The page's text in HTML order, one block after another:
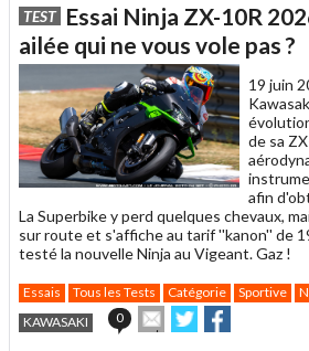
à
un
ami
TEST Essai Ninja ZX-10R
ailée qui ne vous vole pas ?
19 juin
de sa
afin
La Superbike y perd quelques chevaux,
sur route et s'affiche au tarif ''kanon'' de
testé la nouvelle Ninja au Vigeant. Gaz !
Essais Tous les Tests Catégorie Sportive
KAWASAKI
0
Envoyer
cet
Partager
sur sur